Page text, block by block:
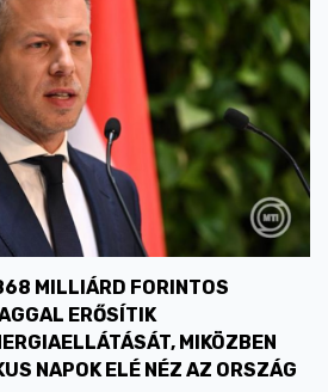
MILLIÁRD FORINTOS
ERŐSÍTIK
MIKÖZBEN
NAPOK ELÉ NÉZ AZ ORSZÁG